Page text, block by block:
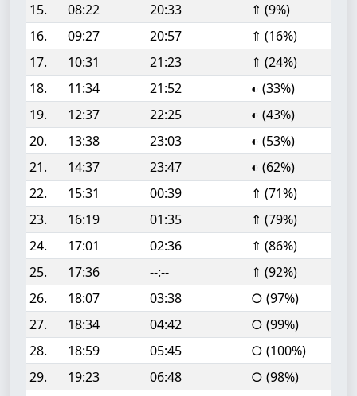
15.
08:22 20:33
⇑ (9%)
16.
09:27 20:57
⇑ (16%)
17.
10:31 21:23
⇑ (24%)
18.
11:34 21:52
◐ (33%)
19.
12:37 22:25
◐ (43%)
20.
13:38 23:03
◐ (53%)
21.
14:37 23:47
◐ (62%)
22.
15:31 00:39
⇑ (71%)
23.
16:19 01:35
⇑ (79%)
24.
17:01 02:36
⇑ (86%)
25.
17:36 --:--
⇑ (92%)
26.
18:07 03:38
○ (97%)
27.
18:34 04:42
○ (99%)
28.
18:59 05:45
○ (100%)
29.
19:23 06:48
○ (98%)